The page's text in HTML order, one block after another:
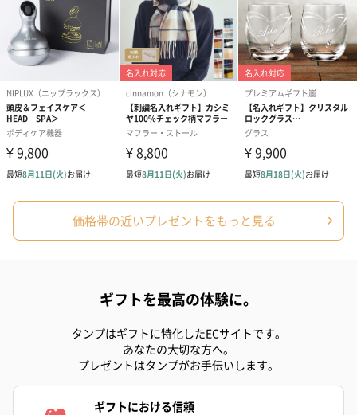
シーズンブーケ（ひま
ブーケ（ホワイトグリ
ーン）（1,650円）
ブーケ（ピン
（1,650円）
ドライフラワー・プリザーブドフラワー
自然のお花で作ったドライフラワー・プリザーブドフラワーを同
梱します。
い。パッケージに入れてお届けします。
プリザーブドフラワー
ブーケ（ピンク）
プリザーブドフラワー
ブーケ（ブルー）
（2,580円）
ク）（1,500円
価格帯の近いプレゼントをもっと見る
ギフトを最高の体験に。
タンプはギフトに特化したECサイトです。
あなたの大切な方へ。
プレゼントはタンプがお手伝いします。
ギフトにおける信頼